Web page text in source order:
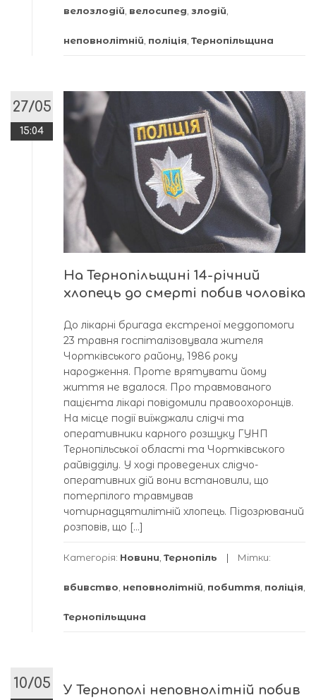
велозлодій велосипед злодій
неповнолітній поліція Тернопільщина
27/05
15:04
На Тернопільщині 14-річний
хлопець до смерті побив чоловіка
До лікарні бригада екстреної меддопомоги
23 травня госпіталізовувала жителя
Чортківського району, 1986 року
народження. Проте врятувати йому
життя не вдалося. Про травмованого
пацієнта лікарі повідомили правоохоронців.
На місце події виїжджали слідчі та
оперативники карного розшуку ГУНП
Тернопільської області та Чортківського
райвідділу. У ході проведених слідчо-
оперативних дій вони встановили, що
потерпілого травмував
чотирнадцятилітній хлопець. Підозрюваний
розповів, що […]
Категорія: Новини, Тернопіль Мітки:
вбивство, неповнолітній, побиття, поліція,
Тернопільщина
10/05
У Тернополі неповнолітній побив